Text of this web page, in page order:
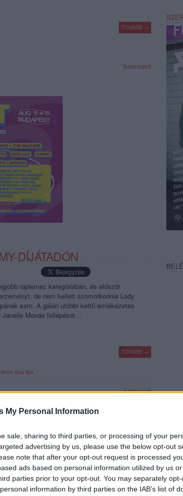
My Personal Information
sale, sharing to third parties, or processing of your
advertising by us, please use the below opt-out
note that after your opt-out request is processed
ads based on personal information utilized by us
parties prior to your opt-out. You may separately
information by third parties on the IAB’s list of
TOVÁBB →
komment
DÍJÁTADÓN
raplemez kategóriában, és először
de nem kellett szomorkodnia Lady
sem. A gálán utóbbi kettő emlékezetes
Janelle Monáe fellépését…
TOVÁBB →
dua lipa
komment
2019
es évek egyik legizgalmasabb dalszerző-
évek egyik legvagányabb punkrock/riot grrrl
fogadni, hogy 2019 egyik legjobb, de legalábbis